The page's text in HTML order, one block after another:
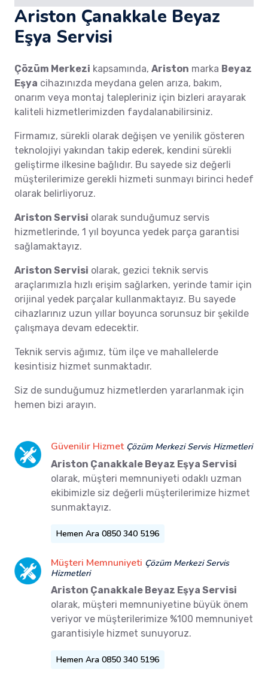
Ariston Çanakkale Beyaz
Eşya Servisi
Çözüm Merkezi kapsamında, Ariston marka Beyaz
Eşya cihazınızda meydana gelen arıza, bakım,
onarım veya montaj talepleriniz için bizleri arayarak
kaliteli hizmetlerimizden faydalanabilirsiniz.
Firmamız, sürekli olarak değişen ve yenilik gösteren
teknolojiyi yakından takip ederek, kendini sürekli
geliştirme ilkesine bağlıdır. Bu sayede siz değerli
müşterilerimize gerekli hizmeti sunmayı birinci hedef
olarak belirliyoruz.
Ariston Servisi olarak sunduğumuz servis
hizmetlerinde, 1 yıl boyunca yedek parça garantisi
sağlamaktayız.
Ariston Servisi olarak, gezici teknik servis
araçlarımızla hızlı erişim sağlarken, yerinde tamir için
orijinal yedek parçalar kullanmaktayız. Bu sayede
cihazlarınız uzun yıllar boyunca sorunsuz bir şekilde
çalışmaya devam edecektir.
Teknik servis ağımız, tüm ilçe ve mahallelerde
kesintisiz hizmet sunmaktadır.
Siz de sunduğumuz hizmetlerden yararlanmak için
hemen bizi arayın.
Güvenilir Hizmet Çözüm Merkezi Servis Hizmetleri
Ariston Çanakkale Beyaz Eşya Servisi
olarak, müşteri memnuniyeti odaklı uzman
ekibimizle siz değerli müşterilerimize hizmet
sunmaktayız.
Hemen Ara 0850 340 5196
Müşteri Memnuniyeti Çözüm Merkezi Servis
Hizmetleri
Ariston Çanakkale Beyaz Eşya Servisi
olarak, müşteri memnuniyetine büyük önem
veriyor ve müşterilerimize %100 memnuniyet
garantisiyle hizmet sunuyoruz.
Hemen Ara 0850 340 5196